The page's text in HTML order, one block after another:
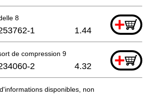
8 +
1 1.44
de compression 9 +
2 4.32
disponibles, non commandable